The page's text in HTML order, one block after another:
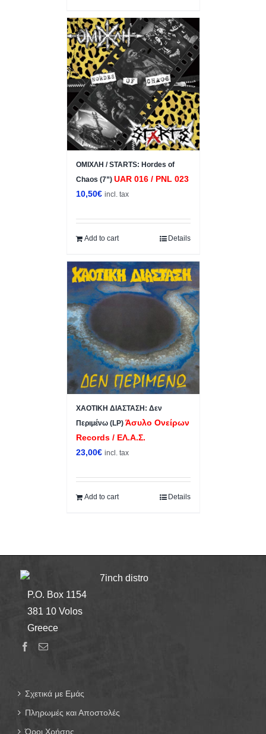
ΟΜΙΧΛΗ / STARTS: Hordes of
Chaos (7”) UAR 016 / PNL 023
10,50€ incl. tax
Add to cart Details
ΧΑΟΤΙΚΗ ΔΙΑΣΤΑΣΗ: Δεν
Περιμένω (LP) Άσυλο Ονείρων
Records / ΕΛ.Α.Σ.
23,00€ incl. tax
Add to cart Details
7inch distro
P.O. Box 1154
381 10 Volos
Greece
Σχετικά με Εμάς
Πληρωμές και Αποστολές
Όροι Χρήσης